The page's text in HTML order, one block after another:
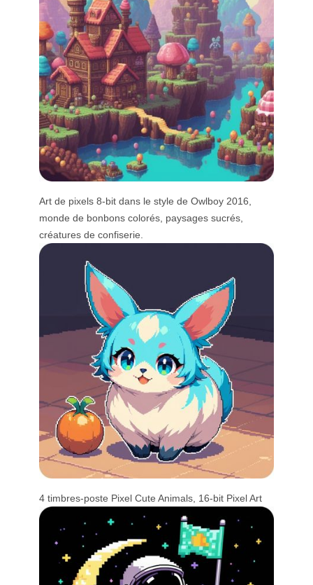
Art de pixels 8-bit dans le style de Owlboy 2016,
monde de bonbons colorés, paysages sucrés,
créatures de confiserie.
4 timbres-poste Pixel Cute Animals, 16-bit Pixel Art